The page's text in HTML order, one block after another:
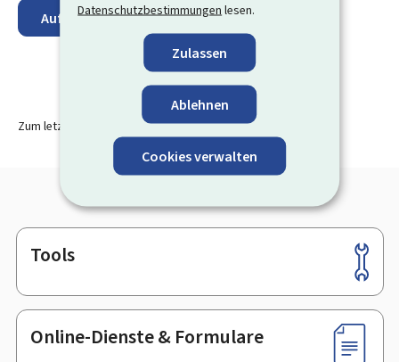
Datenschutzbestimmungen lesen.
Zulassen
Ablehnen
Cookies verwalten
Auf der Karte anzeigen
Zum letzten Mal aktualisiert am07.08.2024
Footer
Tools
Online-Dienste & Formulare